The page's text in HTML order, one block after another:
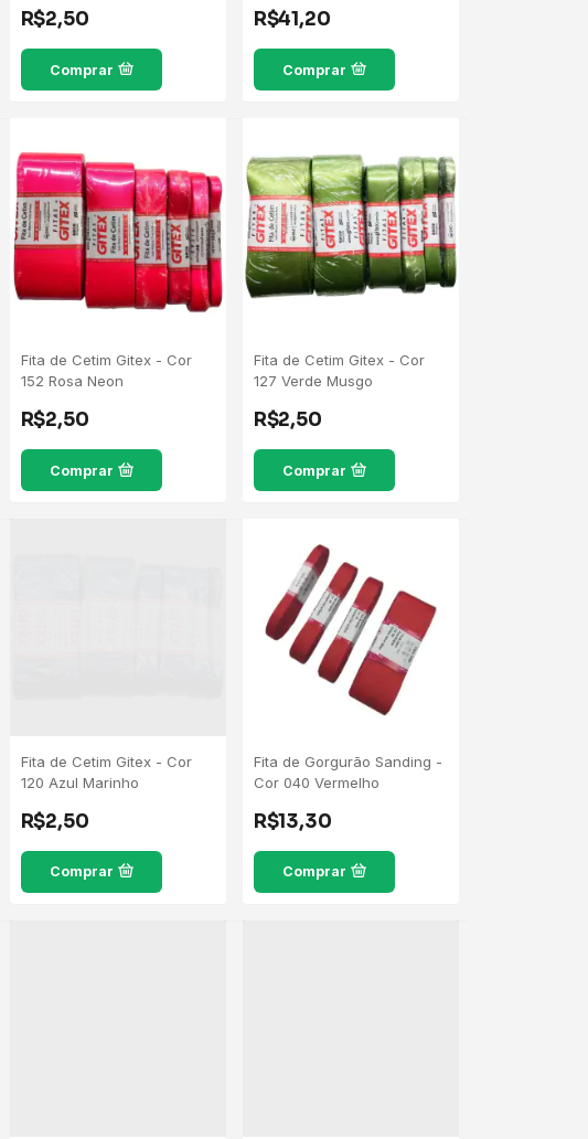
R$2,50
Comprar
R$41,20
Comprar
Fita de Cetim Gitex - Cor
152 Rosa Neon
R$2,50
Comprar
Fita de Cetim Gitex - Cor
127 Verde Musgo
R$2,50
Comprar
Fita de Cetim Gitex - Cor
120 Azul Marinho
R$2,50
Comprar
Fita de Gorgurão Sanding -
Cor 040 Vermelho
R$13,30
Comprar